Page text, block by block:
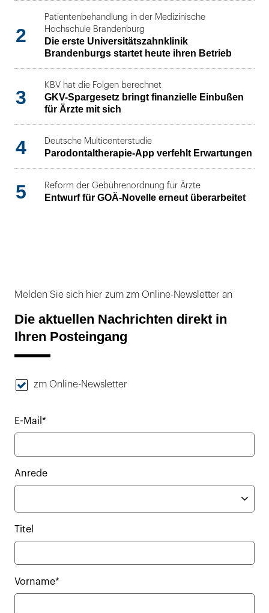
2
Patientenbehandlung in der Medizinische
Hochschule Brandenburg
Die erste Universitätszahnklinik
Brandenburgs startet heute ihren Betrieb
3
KBV hat die Folgen berechnet
GKV-Spargesetz bringt finanzielle Einbußen
für Ärzte mit sich
4 Deutsche Multicenterstudie
Parodontaltherapie-App verfehlt Erwartungen
5 Reform der Gebührenordnung für Ärzte
Entwurf für GOÄ-Novelle erneut überarbeitet
Melden Sie sich hier zum zm Online-Newsletter an
Die aktuellen Nachrichten direkt in
Ihren Posteingang
zm Online-Newsletter
E-Mail*
Anrede
Titel
Vorname*